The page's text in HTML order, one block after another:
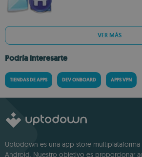
VER MÁS
Podría interesarte
TIENDAS DE APPS DEV ONBOARD APPS VPN
Uptodown es una app store multiplataforma
Android. Nuestro objetivo es proporcionar